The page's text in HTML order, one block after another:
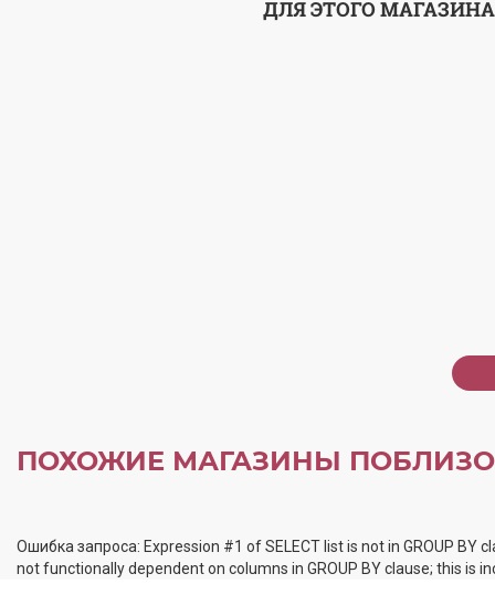
ДЛЯ ЭТОГО
ПОХОЖИЕ МАГАЗИНЫ
Ошибка запроса: Expression #1 of SELECT list is not in GROUP
not functionally dependent on columns in GROUP BY clause; this is